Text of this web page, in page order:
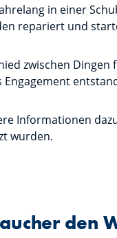
in einer
repariert und
zwischen
Informationen
wurden.
den